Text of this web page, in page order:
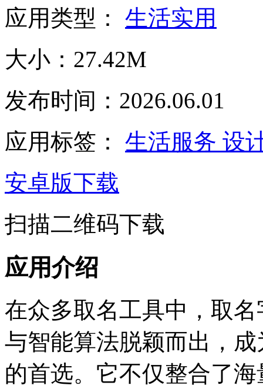
应用类型： 生活实用
大小：27.42M
发布时间：2026.06.01
应用标签： 生活服务 设
安卓版下载
扫描二维码下载
应用介绍
在众多取名工具中，取
与智能算法脱颖而出，
的首选。它不仅整合了